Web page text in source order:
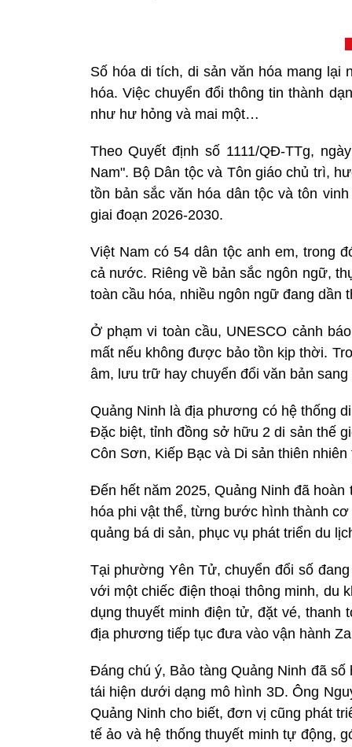
Số hóa di tích, di sản văn hóa mang lại
hóa. Việc chuyển đổi thông tin thành
như hư hỏng và mai một…
Theo Quyết định số 1111/QĐ-TTg,
Nam". Bộ Dân tộc và Tôn giáo chủ trì,
tồn bản sắc văn hóa dân tộc và tôn
giai đoạn 2026-2030.
Việt Nam có 54 dân tộc anh em, trong
cả nước. Riêng về bản sắc ngôn ngữ,
toàn cầu hóa, nhiều ngôn ngữ đang dần
Ở phạm vi toàn cầu, UNESCO cảnh
mất nếu không được bảo tồn kịp thời.
âm, lưu trữ hay chuyển đổi văn bản
Quảng Ninh là địa phương có hệ thống
Đặc biệt, tỉnh đồng sở hữu 2 di sản thế
Côn Sơn, Kiếp Bạc và Di sản thiên
Đến hết năm 2025, Quảng Ninh đã
hóa phi vật thể, từng bước hình thành
quảng bá di sản, phục vụ phát triển du
Tại phường Yên Tử, chuyển đổi số
với một chiếc điện thoại thông minh, du
dụng thuyết minh điện tử, đặt vé, thanh
địa phương tiếp tục đưa vào vận hành
Đáng chú ý, Bảo tàng Quảng Ninh đã
tái hiện dưới dạng mô hình 3D. Ông
Quảng Ninh cho biết, đơn vị cũng phát
tế ảo và hệ thống thuyết minh tự động,